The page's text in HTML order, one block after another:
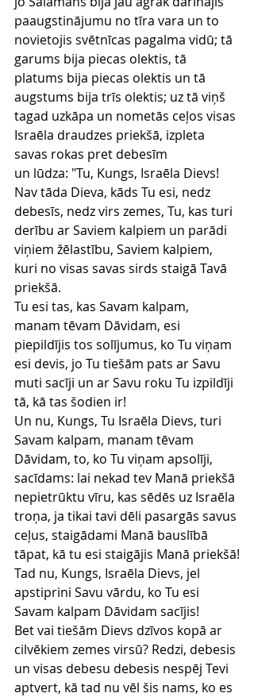
paaugstinājumu no tīra vara un to
novietojis svētnīcas pagalma vidū; tā
garums bija piecas olektis, tā
platums bija piecas olektis un tā
augstums bija trīs olektis; uz tā viņš
tagad uzkāpa un nometās ceļos visas
Israēla draudzes priekšā, izpleta
savas rokas pret debesīm
un lūdza: "Tu, Kungs, Israēla Dievs!
Nav tāda Dieva, kāds Tu esi, nedz
debesīs, nedz virs zemes, Tu, kas turi
derību ar Saviem kalpiem un parādi
viņiem žēlastību, Saviem kalpiem,
kuri no visas savas sirds staigā Tavā
priekšā.
Tu esi tas, kas Savam kalpam,
manam tēvam Dāvidam, esi
piepildījis tos solījumus, ko Tu viņam
esi devis, jo Tu tiešām pats ar Savu
muti sacīji un ar Savu roku Tu izpildīji
tā, kā tas šodien ir!
Un nu, Kungs, Tu Israēla Dievs, turi
Savam kalpam, manam tēvam
Dāvidam, to, ko Tu viņam apsolīji,
sacīdams: lai nekad tev Manā priekšā
nepietrūktu vīru, kas sēdēs uz Israēla
troņa, ja tikai tavi dēli pasargās savus
ceļus, staigādami Manā bauslībā
tāpat, kā tu esi staigājis Manā priekšā!
Tad nu, Kungs, Israēla Dievs, jel
apstiprini Savu vārdu, ko Tu esi
Savam kalpam Dāvidam sacījis!
Bet vai tiešām Dievs dzīvos kopā ar
cilvēkiem zemes virsū? Redzi, debesis
un visas debesu debesis nespēj Tevi
aptvert, kā tad nu vēl šis nams, ko es